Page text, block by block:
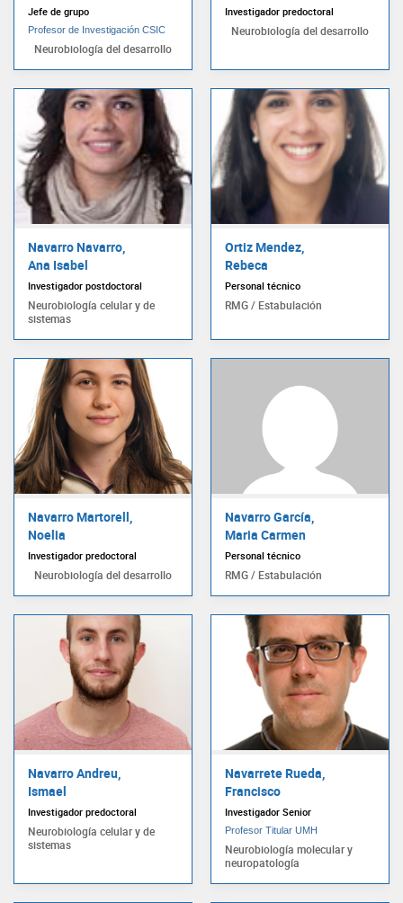
Jefe de grupo
Profesor de Investigación CSIC
Neurobiología del desarrollo
Investigador predoctoral
Neurobiología del desarrollo
Navarro Navarro,
Ana Isabel
Investigador postdoctoral
Neurobiología celular y de
sistemas
Ortiz Mendez,
Rebeca
Personal técnico
RMG / Estabulación
Navarro Martorell,
Noelia
Investigador predoctoral
Neurobiología del desarrollo
Navarro García,
Maria Carmen
Personal técnico
RMG / Estabulación
Navarro Andreu,
Ismael
Investigador predoctoral
Neurobiología celular y de
sistemas
Navarrete Rueda,
Francisco
Investigador Senior
Profesor Titular UMH
Neurobiología molecular y
neuropatología